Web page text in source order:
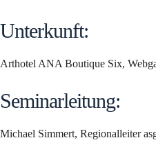
Unterkunft:
Arthotel ANA Boutique Six,
Seminarleitung:
Michael Simmert, Regionalleiter